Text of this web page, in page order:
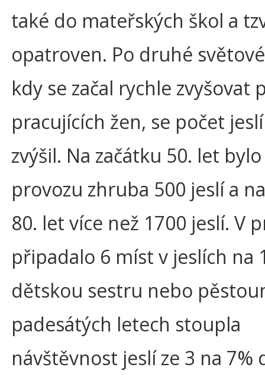
také do mateřských škol a
opatroven. Po druhé
kdy se začal rychle zvyšovat
pracujících žen, se počet
zvýšil. Na začátku 50. let
provozu zhruba 500 jeslí a
80. let více než 1700 jeslí. V
připadalo 6 míst v jeslích na
dětskou sestru nebo
padesátých letech stoupla
návštěvnost jeslí ze 3 na 7%